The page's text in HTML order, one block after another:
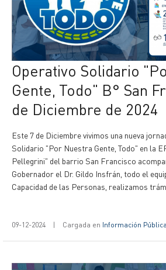
Operativo Solidario "Por Nuestra
Gente, Todo" B° San
de Diciembre de 2024
Este 7 de Diciembre vivimos una nueva
Solidario "Por Nuestra Gente, Todo" en la
Pellegrini" del barrio San Francisco
Gobernador el Dr. Gildo Insfrán, todo el
Capacidad de las Personas, realizamos
09-12-2024 | Cargada en Información Pública